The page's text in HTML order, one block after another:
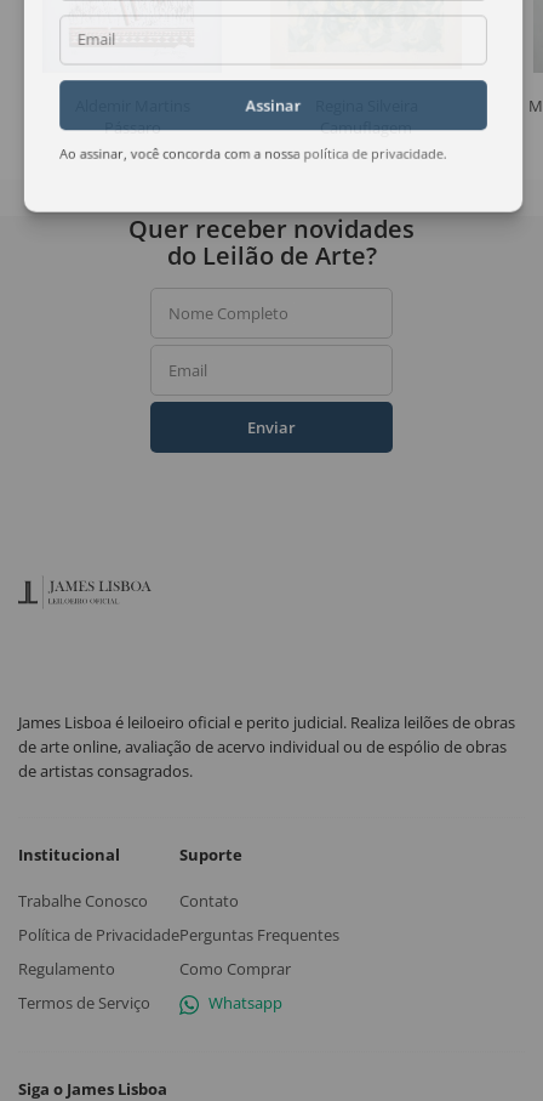
Pássaro
Camuflagem
Email
Assinar
Ao assinar, você concorda com a nossa política de privacidade
Quer receber novidades
do Leilão de Arte?
Nome Completo
Email
Enviar
James Lisboa é leiloeiro oficial e perito judicial. Realiza leilões de obras
de arte online, avaliação de acervo individual ou de espólio de obras
de artistas consagrados.
Institucional
Trabalhe Conosco
Política de Privacidade
Regulamento
Termos de Serviço
Suporte
Contato
Perguntas Frequentes
Como Comprar
Whatsapp
Siga o James Lisboa